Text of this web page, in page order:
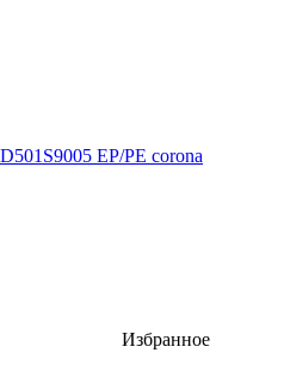
EP/PE corona
Избранное